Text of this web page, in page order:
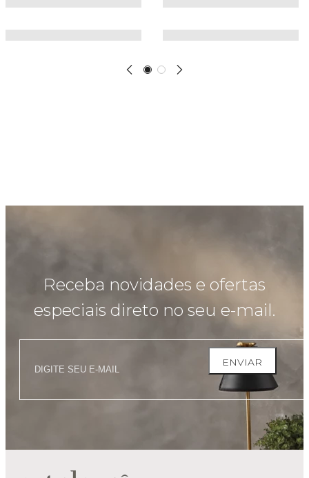
Receba novidades e ofertas
especiais direto no seu e-mail.
ENVIAR